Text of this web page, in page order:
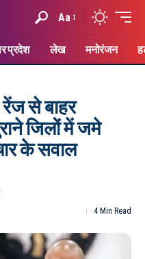
Aa
प्रदेश लेख मनोरंजन
से बाहर
जिलों में जमे
के सवाल
4 Min Read